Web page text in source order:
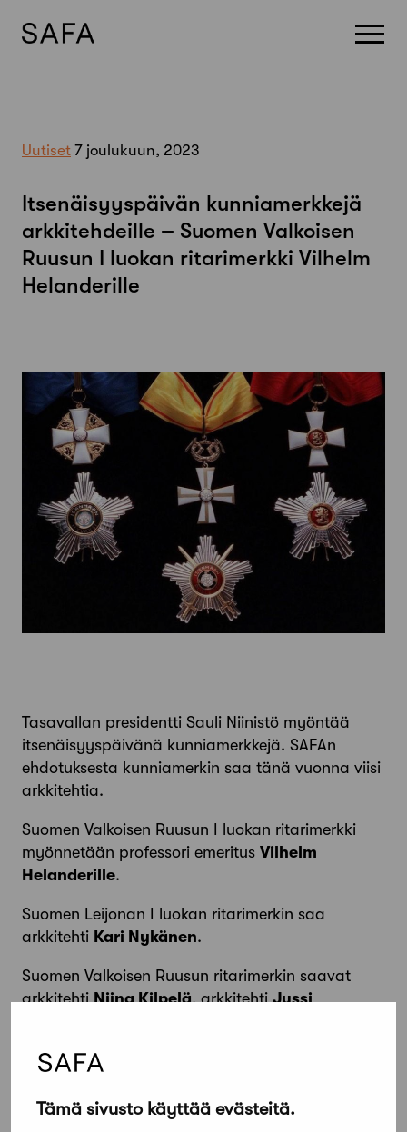
Tämä sivusto käyttää evästeitä.
Uutiset 7 joulukuun, 2023
Itsenäisyyspäivän kunniamerkkejä
arkkitehdeille – Suomen Valkoisen
Ruusun I luokan ritarimerkki Vilhelm
Helanderille
Tasavallan presidentti Sauli Niinistö myöntää
itsenäisyyspäivänä kunniamerkkejä. SAFAn
ehdotuksesta kunniamerkin saa tänä vuonna viisi
arkkitehtia.
Suomen Valkoisen Ruusun I luokan ritarimerkki
myönnetään professori emeritus Vilhelm
Helanderille.
Suomen Leijonan I luokan ritarimerkin saa
arkkitehti Kari Nykänen.
Suomen Valkoisen Ruusun ritarimerkin saavat
arkkitehtiNiina Kilpelä, arkkitehtiJussi
Lista kaikista kunniamerkin saaneista löytyy